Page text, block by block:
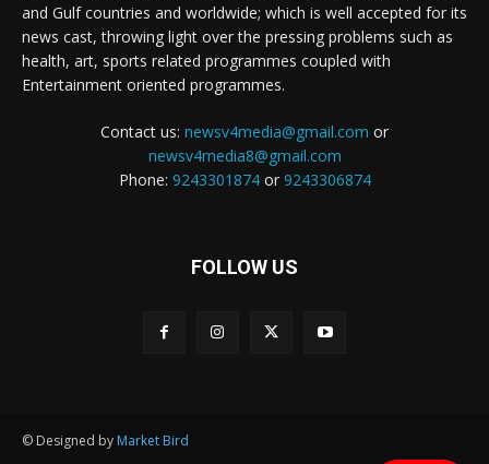
and Gulf countries and worldwide; which is well accepted for its
news cast, throwing light over the pressing problems such as
health, art, sports related programmes coupled with
Entertainment oriented programmes.
Contact us: newsv4media@gmail.com or
newsv4media8@gmail.com
Phone: 9243301874or 9243306874
FOLLOW US
© Designed by Market Bird